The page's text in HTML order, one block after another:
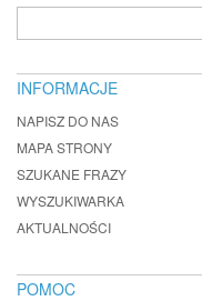
INFORMACJE
NAPISZ DO NAS
MAPA STRONY
SZUKANE FRAZY
WYSZUKIWARKA
AKTUALNOŚCI
POMOC